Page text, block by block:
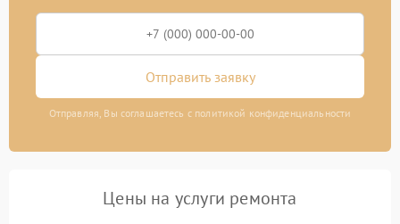
Отправить заявку
Отправляя, Вы соглашаетесь с политикой конфиденциальности
Цены на услуги ремонта